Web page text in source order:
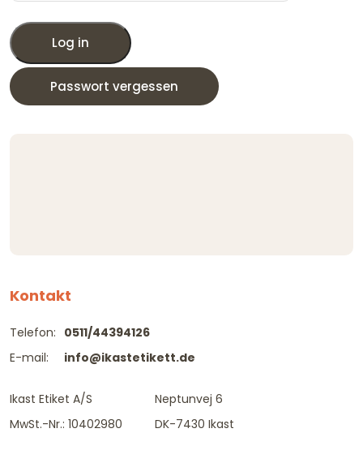
Log in
Passwort vergessen
Kontakt
Telefon:
E-mail:
0511/44394126
info@ikastetikett.de
Ikast Etiket A/S
MwSt.-Nr.: 10402980
Neptunvej 6
DK-7430 Ikast